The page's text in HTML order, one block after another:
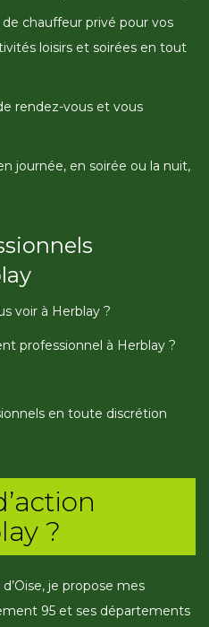
chauffeur privé pour vos
loisirs et soirées en tout
rendez-vous et vous
journée, en soirée ou la nuit,
voir à Herblay ?
professionnel à Herblay ?
en toute discrétion
?
je propose mes
95 et ses départements